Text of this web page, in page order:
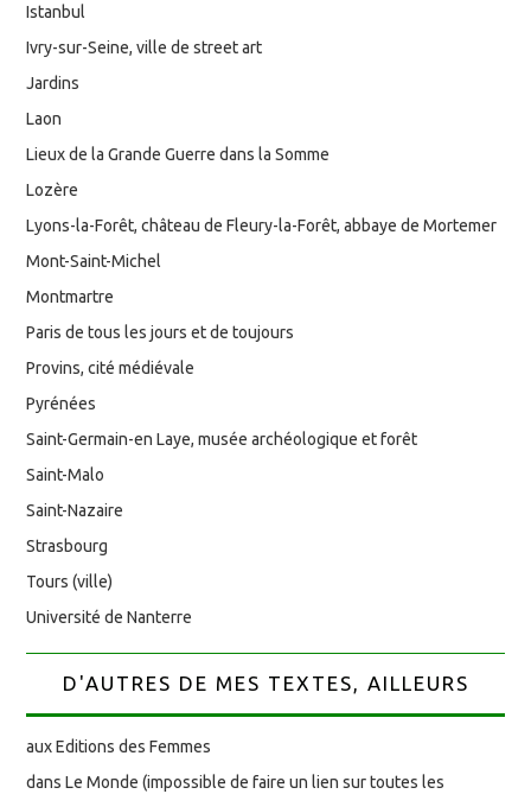
Istanbul
Ivry-sur-Seine, ville de street art
Jardins
Laon
Lieux de la Grande Guerre dans la Somme
Lozère
Lyons-la-Forêt, château de Fleury-la-Forêt, abbaye de Mortemer
Mont-Saint-Michel
Montmartre
Paris de tous les jours et de toujours
Provins, cité médiévale
Pyrénées
Saint-Germain-en Laye, musée archéologique et forêt
Saint-Malo
Saint-Nazaire
Strasbourg
Tours (ville)
Université de Nanterre
D'AUTRES DE MES TEXTES, AILLEURS
aux Editions des Femmes
dans Le Monde (impossible de faire un lien sur toutes les